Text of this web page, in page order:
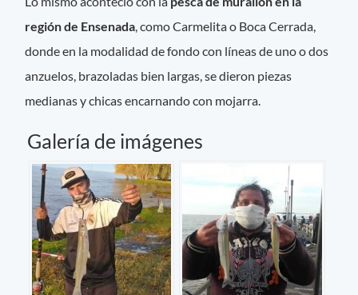
región de Ensenada, como Carmelita o Boca Cerrada,
donde en la modalidad de fondo con líneas de uno o dos
anzuelos, brazoladas bien largas, se dieron piezas
medianas y chicas encarnando con mojarra.
Galería de imágenes